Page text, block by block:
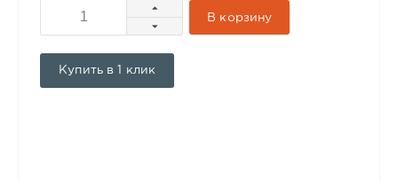
В корзину
Купить в 1 клик